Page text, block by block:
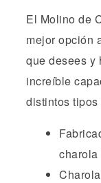
El Molino de
mejor opción
que desees y
increíble
distintos
charola